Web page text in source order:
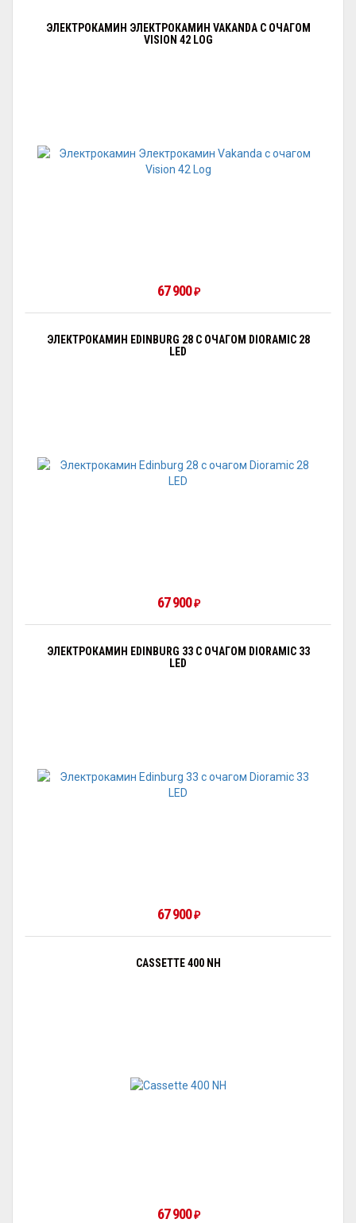
ЭЛЕКТРОКАМИН ЭЛЕКТРОКАМИН VAKANDA С ОЧАГОМ
VISION 42 LOG
67 900₽
ЭЛЕКТРОКАМИН EDINBURG 28 С ОЧАГОМ DIORAMIC 28
LED
67 900₽
ЭЛЕКТРОКАМИН EDINBURG 33 С ОЧАГОМ DIORAMIC 33
LED
67 900₽
CASSETTE 400 NH
67 900₽